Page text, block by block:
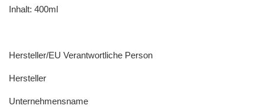
Inhalt: 400ml
Hersteller/EU Verantwortliche Person
Hersteller
Unternehmensname